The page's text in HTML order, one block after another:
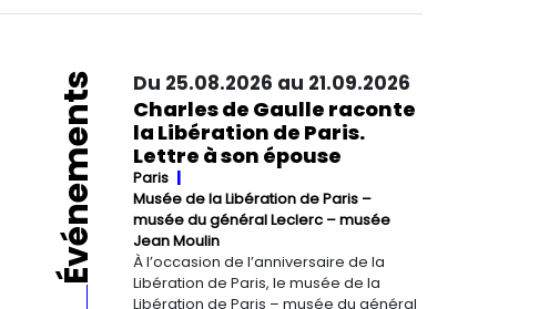
Événements Du 25.08.2026 au 21.09.2026
Charles de Gaulle raconte
la Libération de Paris.
Lettre à son épouse
Paris
Musée de la Libération de Paris –
musée du général Leclerc – musée
Jean Moulin
À l’occasion de l’anniversaire de la
Libération de Paris, le musée de la
Libération de Paris – musée du général